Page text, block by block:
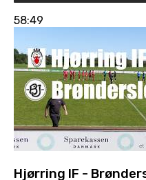
58:49
Hjørring IF -